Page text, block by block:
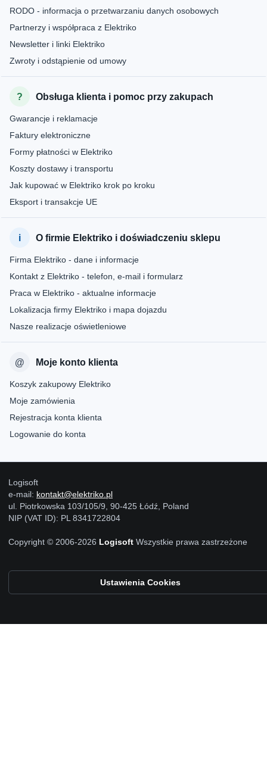
RODO - informacja o przetwarzaniu danych osobowych
Partnerzy i współpraca z Elektriko
Newsletter i linki Elektriko
Zwroty i odstąpienie od umowy
Obsługa klienta i pomoc przy zakupach
Gwarancje i reklamacje
Faktury elektroniczne
Formy płatności w Elektriko
Koszty dostawy i transportu
Jak kupować w Elektriko krok po kroku
Eksport i transakcje UE
O firmie Elektriko i doświadczeniu sklepu
Firma Elektriko - dane i informacje
Kontakt z Elektriko - telefon, e-mail i formularz
Praca w Elektriko - aktualne informacje
Lokalizacja firmy Elektriko i mapa dojazdu
Nasze realizacje oświetleniowe
Moje konto klienta
Koszyk zakupowy Elektriko
Moje zamówienia
Rejestracja konta klienta
Logowanie do konta
Logisoft
e-mail: kontakt@elektriko.pl
ul. Piotrkowska 103/105/9, 90-425 Łódź, Poland
NIP (VAT ID): PL 8341722804
Copyright © 2006-2026 Logisoft Wszystkie prawa zastrzeżone
Ustawienia Cookies